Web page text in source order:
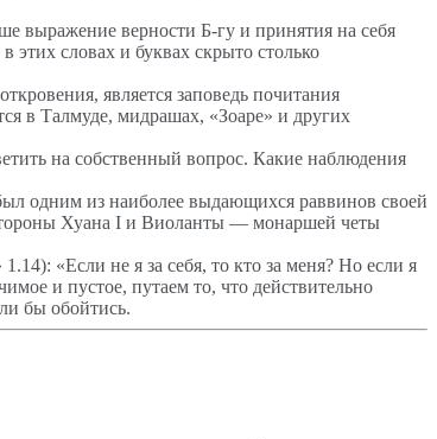
выражение верности Б-гу и принятия на себя
словах и буквах скрыто столько
является заповедь почитания
в Талмуде, мидрашах, «Зоаре» и других
на собственный вопрос. Какие наблюдения
одним из наиболее выдающихся раввинов своей
Хуана I и Виоланты — монаршей четы
«Если не я за себя, то кто за меня? Но если я
и пустое, путаем то, что действительно
бы обойтись.